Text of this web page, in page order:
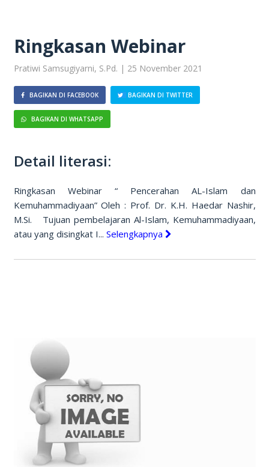
Ringkasan Webinar
Pratiwi Samsugiyarni, S.Pd. | 25 November 2021
BAGIKAN DI FACEBOOK BAGIKAN DI TWITTER
BAGIKAN DI WHATSAPP
Detail literasi:
Ringkasan Webinar “ Pencerahan AL-Islam dan
Kemuhammadiyaan” Oleh : Prof. Dr. K.H. Haedar Nashir,
M.Si. Tujuan pembelajaran Al-Islam, Kemuhammadiyaan,
atau yang disingkat I... Selengkapnya